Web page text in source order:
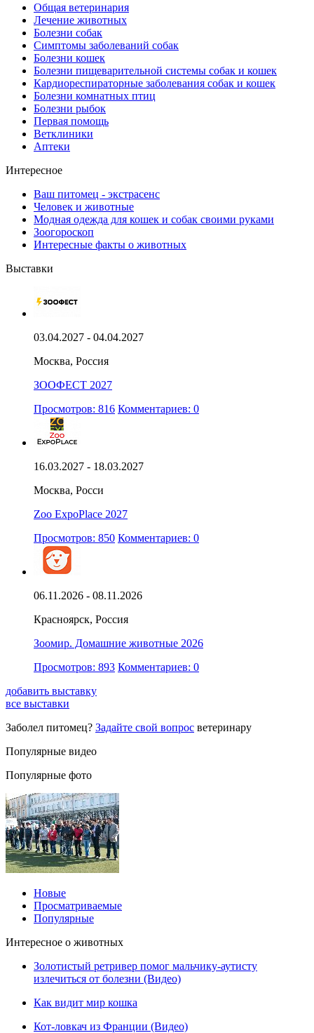
Общая ветеринария
Лечение животных
Болезни собак
Симптомы заболеваний собак
Болезни кошек
Болезни пищеварительной системы собак и кошек
Кардиореспираторные заболевания собак и кошек
Болезни комнатных птиц
Болезни рыбок
Первая помощь
Ветклиники
Аптеки
Интересное
Ваш питомец - экстрасенс
Человек и животные
Модная одежда для кошек и собак своими руками
Зоогороскоп
Интересные факты о животных
Выставки
03.04.2027 - 04.04.2027
Москва, Россия
ЗООФЕСТ 2027
Просмотров: 816 Комментариев: 0
16.03.2027 - 18.03.2027
Москва, Росси
Zoo ExpoPlace 2027
Просмотров: 850 Комментариев: 0
06.11.2026 - 08.11.2026
Красноярск, Россия
Зоомир. Домашние животные 2026
Просмотров: 893 Комментариев: 0
добавить выставку
все выставки
Заболел питомец? Задайте свой вопрос ветеринару
Популярные видео
Популярные фото
Новые
Просматриваемые
Популярные
Интересное о животных
Золотистый ретривер помог мальчику-аутисту
излечиться от болезни (Видео)
Как видит мир кошка
Кот-ловкач из Франции (Видео)